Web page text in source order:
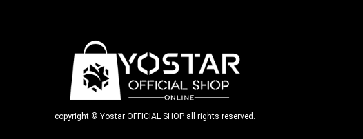
copyright © Yostar OFFICIAL SHOP all rights reserved.